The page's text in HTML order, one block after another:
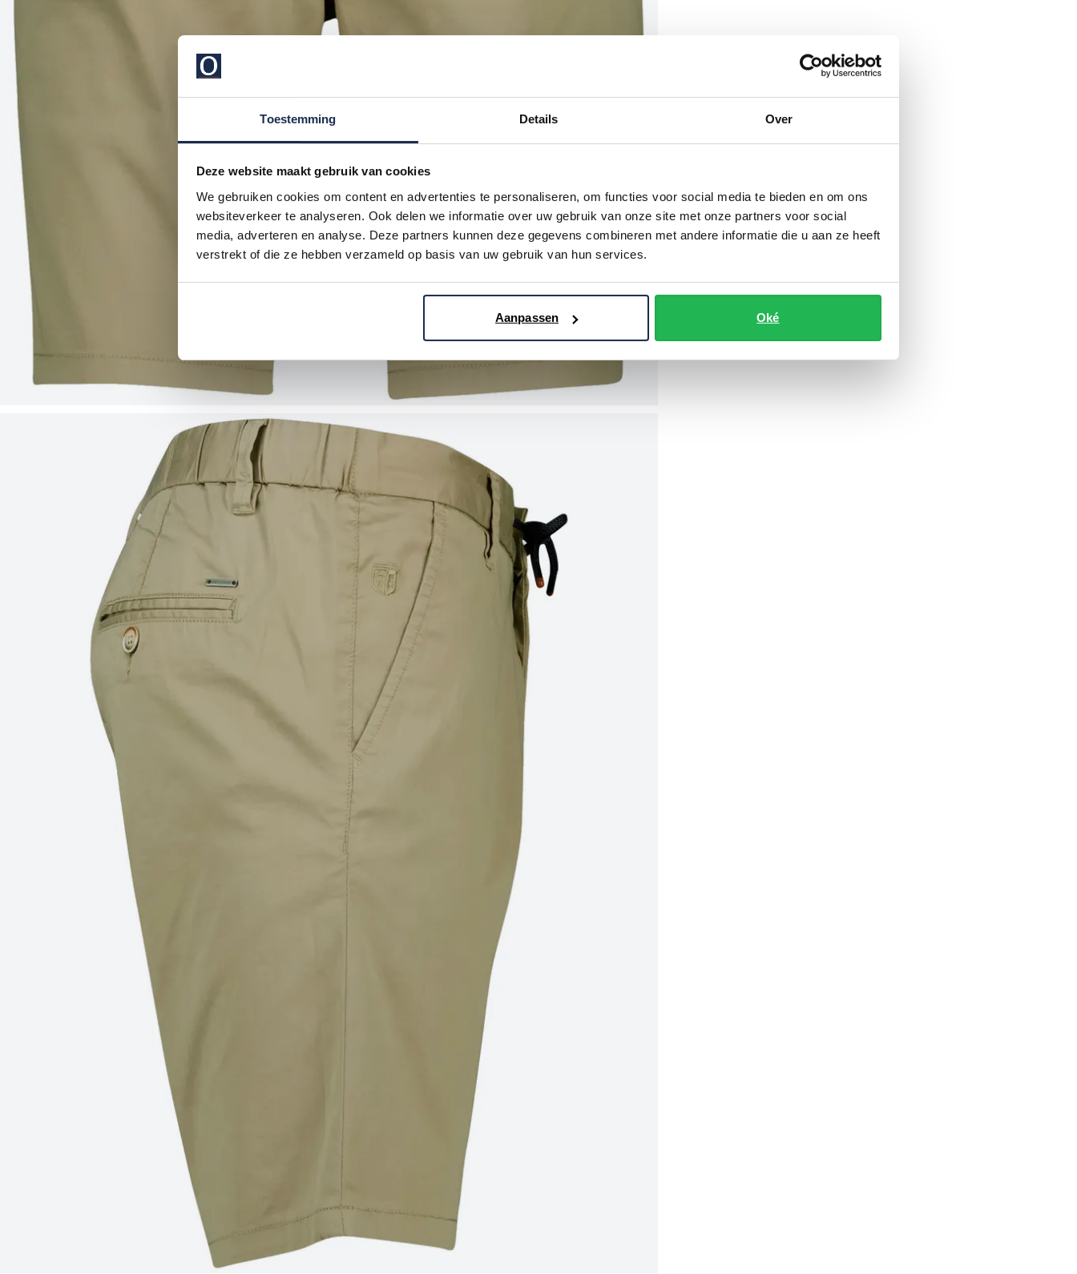
Toestemming Details Over
Deze website maakt gebruik van cookies
We gebruiken cookies om content en advertenties te personaliseren, om functies voor social media te bieden en om ons
websiteverkeer te analyseren. Ook delen we informatie over uw gebruik van onze site met onze partners voor social
media, adverteren en analyse. Deze partners kunnen deze gegevens combineren met andere informatie die u aan ze heeft
verstrekt of die ze hebben verzameld op basis van uw gebruik van hun services.
Aanpassen Oké